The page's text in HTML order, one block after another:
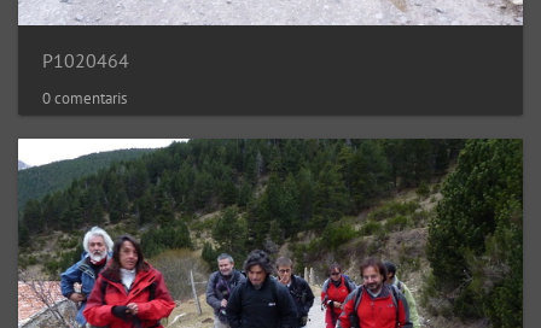
P1020464
0 comentaris